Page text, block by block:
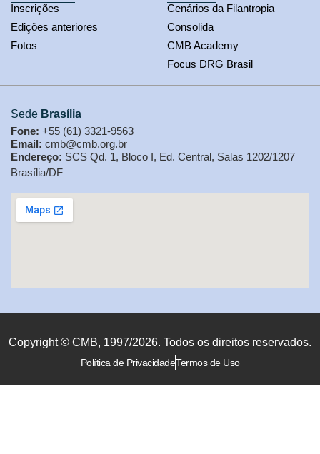
Inscrições
Edições anteriores
Fotos
Cenários da Filantropia
Consolida
CMB Academy
Focus DRG Brasil
Sede Brasília
Fone: +55 (61) 3321-9563
Email: cmb@cmb.org.br
Endereço: SCS Qd. 1, Bloco I, Ed. Central, Salas 1202/1207
Brasília/DF
Copyright © CMB, 1997/2026. Todos os direitos reservados.
Política de PrivacidadeTermos de Uso